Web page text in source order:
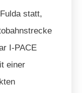
statt,
I-PACE
einer